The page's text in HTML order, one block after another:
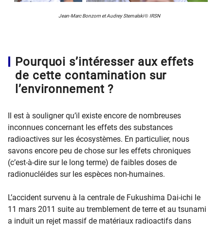
Jean-Marc Bonzom et Audrey Sternalski© IRSN
Pourquoi s’intéresser aux effets
de cette contamination sur
l’environnement ?
Il est à souligner qu’il existe encore de nombreuses
inconnues concernant les effets des substances
radioactives sur les écosystèmes. En particulier, nous
savons encore peu de chose sur les effets chroniques
(c’est-à-dire sur le long terme) de faibles doses de
radionucléides sur les espèces non-humaines.
L’accident survenu à la centrale de Fukushima Dai-ichi le
11 mars 2011 suite au tremblement de terre et au tsunami
a induit un rejet massif de matériaux radioactifs dans